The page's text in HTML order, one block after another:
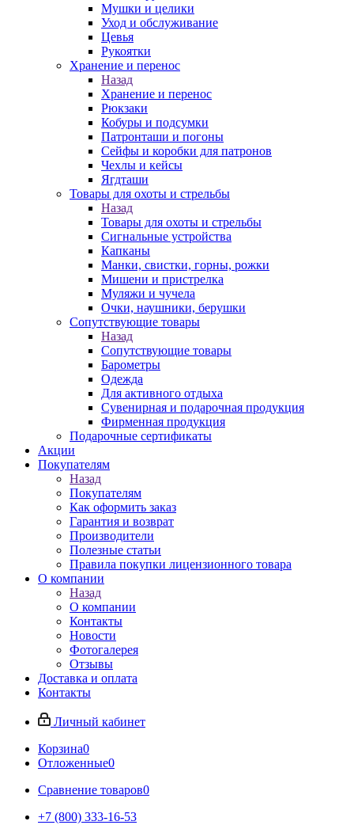
Мушки и целики
Уход и обслуживание
Цевья
Рукоятки
Хранение и перенос
Назад
Хранение и перенос
Рюкзаки
Кобуры и подсумки
Патронташи и погоны
Сейфы и коробки для патронов
Чехлы и кейсы
Ягдташи
Товары для охоты и стрельбы
Назад
Товары для охоты и стрельбы
Сигнальные устройства
Капканы
Манки, свистки, горны, рожки
Мишени и пристрелка
Муляжи и чучела
Очки, наушники, берушки
Сопутствующие товары
Назад
Сопутствующие товары
Барометры
Одежда
Для активного отдыха
Сувенирная и подарочная продукция
Фирменная продукция
Подарочные сертификаты
Акции
Покупателям
Назад
Покупателям
Как оформить заказ
Гарантия и возврат
Производители
Полезные статьи
Правила покупки лицензионного товара
О компании
Назад
О компании
Контакты
Новости
Фотогалерея
Отзывы
Доставка и оплата
Контакты
Личный кабинет
Корзина0
Отложенные0
Сравнение товаров0
+7 (800) 333-16-53